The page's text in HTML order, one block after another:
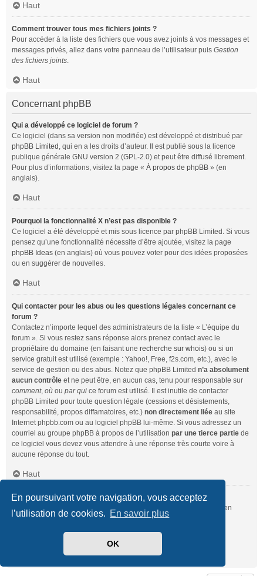
En poursuivant votre navigation, vous acceptez
l’utilisation de cookies. En savoir plus
OK
Haut
Comment trouver tous mes fichiers joints ?
Pour accéder à la liste des fichiers que vous avez joints à vos messages et
messages privés, allez dans votre panneau de l’utilisateur puis Gestion
des fichiers joints.
Haut
Concernant phpBB
Qui a développé ce logiciel de forum ?
Ce logiciel (dans sa version non modifiée) est développé et distribué par
phpBB Limited , qui en a les droits d’auteur. Il est publié sous la licence
publique générale GNU version 2 (GPL-2.0) et peut être diffusé librement.
Pour plus d’informations, visitez la page « À propos de phpBB » (en
anglais).
Haut
Pourquoi la fonctionnalité X n’est pas disponible ?
Ce logiciel a été développé et mis sous licence par phpBB Limited. Si vous
pensez qu’une fonctionnalité nécessite d’être ajoutée, visitez la page
phpBB Ideas (en anglais) où vous pouvez voter pour des idées proposées
ou en suggérer de nouvelles.
Haut
Qui contacter pour les abus ou les questions légales concernant ce
forum ?
Contactez n’importe lequel des administrateurs de la liste « L’équipe du
forum ». Si vous restez sans réponse alors prenez contact avec le
propriétaire du domaine (en faisant une recherche sur whois) ou si un
service gratuit est utilisé (exemple : Yahoo!, Free, f2s.com, etc.), avec le
service de gestion ou des abus. Notez que phpBB Limited n’a absolument
aucun contrôle et ne peut être, en aucun cas, tenu pour responsable sur
comment, où ou par qui ce forum est utilisé. Il est inutile de contacter
phpBB Limited pour toute question légale (cessions et désistements,
responsabilité, propos diffamatoires, etc.) non directement liée au site
Internet phpbb.com ou au logiciel phpBB lui-même. Si vous adressez un
courriel au groupe phpBB à propos de l’utilisation par une tierce partie de
ce logiciel vous devez vous attendre à une réponse très courte voire à
aucune réponse du tout.
Haut
Comment puis-je contacter un administrateur du forum ?
Pour l’ensemble des utilisateurs du forum, vous pouvez utiliser le lien
« Nous contacter », si ce dernier a été activé par un administrateur.